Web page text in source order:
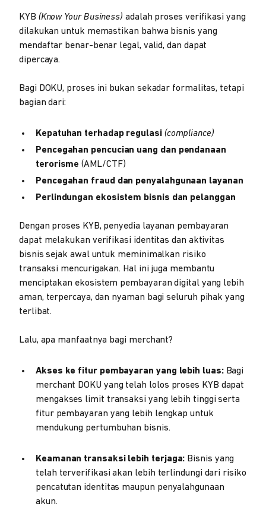
KYB (Know Your Business) adalah proses verifikasi yang
dilakukan untuk memastikan bahwa bisnis yang
mendaftar benar-benar legal, valid, dan dapat
dipercaya.
Bagi DOKU, proses ini bukan sekadar formalitas, tetapi
bagian dari:
Kepatuhan terhadap regulasi (compliance)
Pencegahan pencucian uang dan pendanaan
terorisme (AML/CTF)
Pencegahan fraud dan penyalahgunaan layanan
Perlindungan ekosistem bisnis dan pelanggan
Dengan proses KYB, penyedia layanan pembayaran
dapat melakukan verifikasi identitas dan aktivitas
bisnis sejak awal untuk meminimalkan risiko
transaksi mencurigakan. Hal ini juga membantu
menciptakan ekosistem pembayaran digital yang lebih
aman, terpercaya, dan nyaman bagi seluruh pihak yang
terlibat.
Lalu, apa manfaatnya bagi merchant?
Akses ke fitur pembayaran yang lebih luas: Bagi
merchant DOKU yang telah lolos proses KYB dapat
mengakses limit transaksi yang lebih tinggi serta
fitur pembayaran yang lebih lengkap untuk
mendukung pertumbuhan bisnis.
Keamanan transaksi lebih terjaga: Bisnis yang
telah terverifikasi akan lebih terlindungi dari risiko
pencatutan identitas maupun penyalahgunaan
akun.